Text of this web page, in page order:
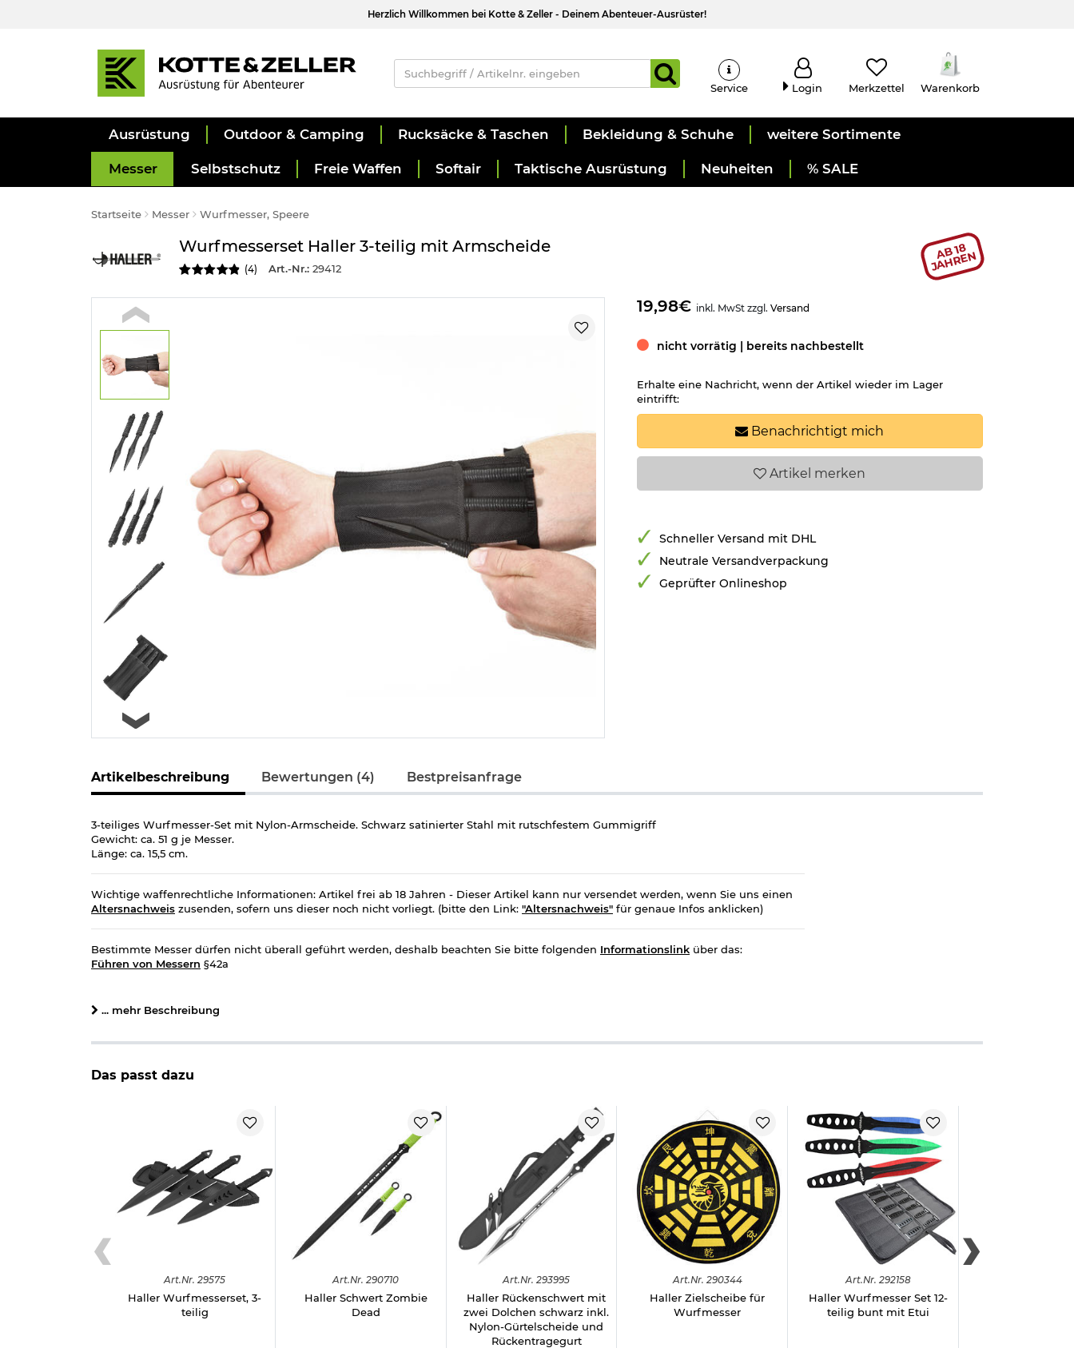
Herzlich Willkommen bei Kotte & Zeller - Deinem Abenteuer-Ausrüster!
Service Login Merkzettel Warenkorb
Ausrüstung Outdoor & Camping Rucksäcke & Taschen Bekleidung & Schuhe weitere Sortimente
Messer Selbstschutz Freie Waffen Softair Taktische Ausrüstung Neuheiten % SALE
Startseite Messer Wurfmesser, Speere
Wurfmesserset Haller 3-teilig mit Armscheide
(4) Art.-Nr.:29412
AB 18
JAHREN
19,98€ inkl. MwSt zzgl. Versand
nicht vorrätig | bereits nachbestellt
Erhalte eine Nachricht, wenn der Artikel wieder im Lager
eintrifft:
Benachrichtigt mich
Artikel merken
Schneller Versand mit DHL
Neutrale Versandverpackung
Geprüfter Onlineshop
Artikelbeschreibung Bewertungen (4) Bestpreisanfrage
3-teiliges Wurfmesser-Set mit Nylon-Armscheide. Schwarz satinierter Stahl mit rutschfestem Gummigriff
Gewicht: ca. 51 g je Messer.
Länge: ca. 15,5 cm.
Wichtige waffenrechtliche Informationen: Artikel frei ab 18 Jahren - Dieser Artikel kann nur versendet werden, wenn Sie uns einen
Altersnachweis zusenden, sofern uns dieser noch nicht vorliegt. (bitte den Link: "Altersnachweis" für genaue Infos anklicken)
Bestimmte Messer dürfen nicht überall geführt werden, deshalb beachten Sie bitte folgenden Informationslink über das:
Führen von Messern §42a
Herstellerinformationen
... mehr Beschreibung
Das passt dazu
Art.Nr. 29575
Haller Wurfmesserset, 3-
teilig
Art.Nr. 290710
Haller Schwert Zombie
Dead
Art.Nr. 293995
Haller Rückenschwert mit
zwei Dolchen schwarz inkl.
Nylon-Gürtelscheide und
Rückentragegurt
Art.Nr. 290344
Haller Zielscheibe für
Wurfmesser
Art.Nr. 292158
Haller Wurfmesser Set 12-
teilig bunt mit Etui